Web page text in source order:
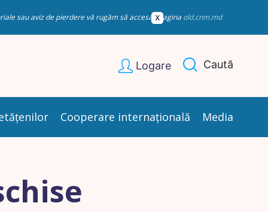
sau aviz de pierdere vă rugăm să accesați pagina old.cnm.md
Logare Caută
Cooperare internațională Media